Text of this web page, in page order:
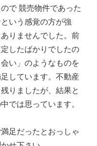
で 競売物件であった
いう感覚の方が強
りませんでした。前
したばかりでしたの
い」のようなものを
しています。不動産
りましたが、結果と
では思っています。
足だったとおっしゃ